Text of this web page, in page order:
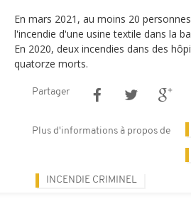
En mars 2021, au moins 20
l'incendie d'une usine textile dans la
En 2020, deux incendies dans des
quatorze morts.
Partager
Plus d'informations à propos de
INCENDIE CRIMINEL